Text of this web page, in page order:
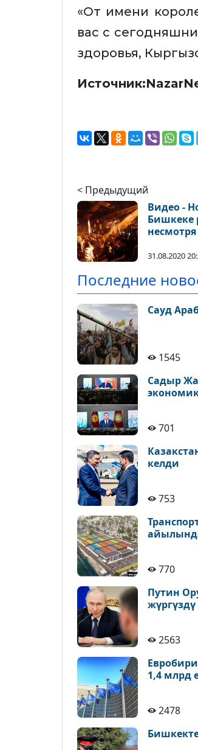
«От имени
вас с
здоровья,
< Предыдущий
Видео -
Бишкеке
31.08.2020
Последние
Сауд
1545
Садыр
701
келди
753
770
Путин
жүргүздү
2563
1,4 млрд
2478